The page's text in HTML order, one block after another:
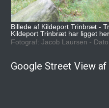
Billede af Kildeport Trinbræt -
Kildeport Trinbræt har ligget her.
Fotograf: Jacob Laursen -
Google Street View